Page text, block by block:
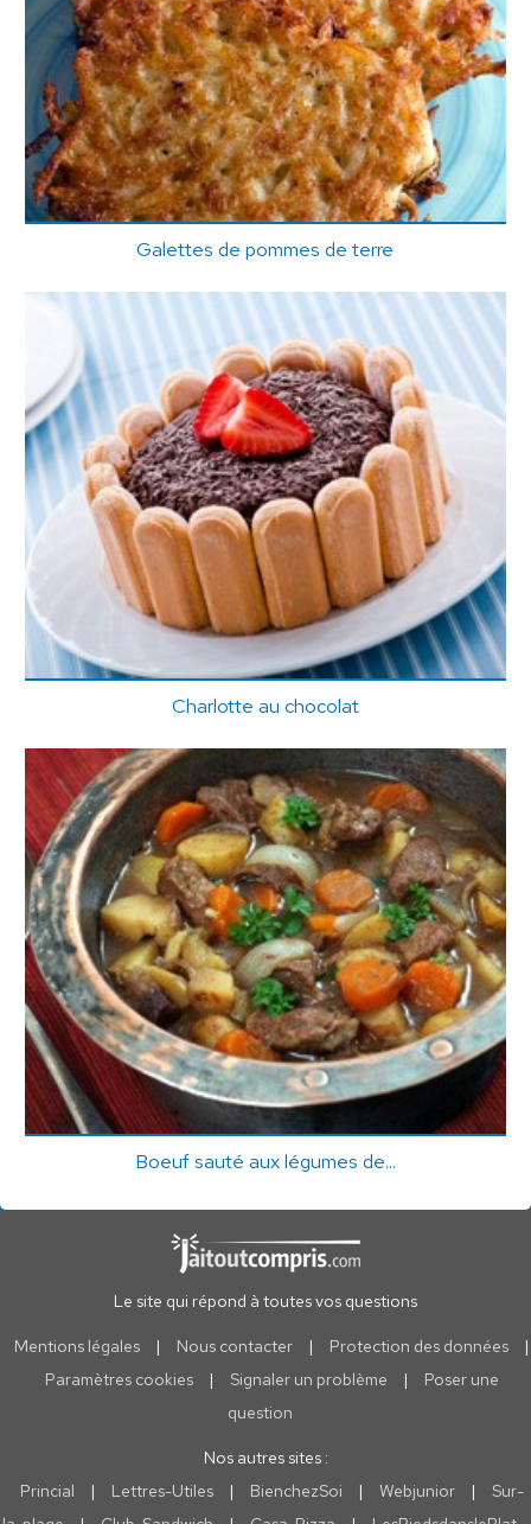
Galettes de pommes de terre
Charlotte au chocolat
Boeuf sauté aux légumes de...
Le site qui répond à toutes vos questions
Mentions légales | Nous contacter | Protection des données
|
Paramètres cookies
| Signaler un problème |
Poser une
question
Nos autres sites :
Princial
| Lettres-Utiles | BienchezSoi | Webjunior |
Sur-